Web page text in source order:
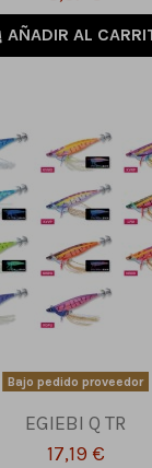
AÑADIR AL
Bajo pedido proveedor
EGIEBI Q TR
17,19 €